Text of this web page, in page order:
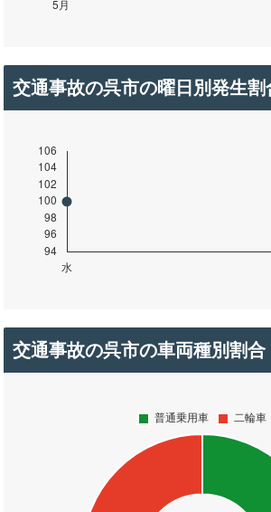
交通事故の呉市の曜日別発生割
交通事故の呉市の車両種別割合